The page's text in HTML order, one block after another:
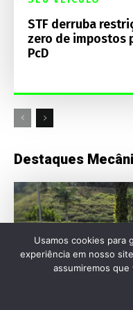
STF derruba
zero de impostos
PcD
Destaques
Usamos cookies para
experiência em nosso
assumiremos